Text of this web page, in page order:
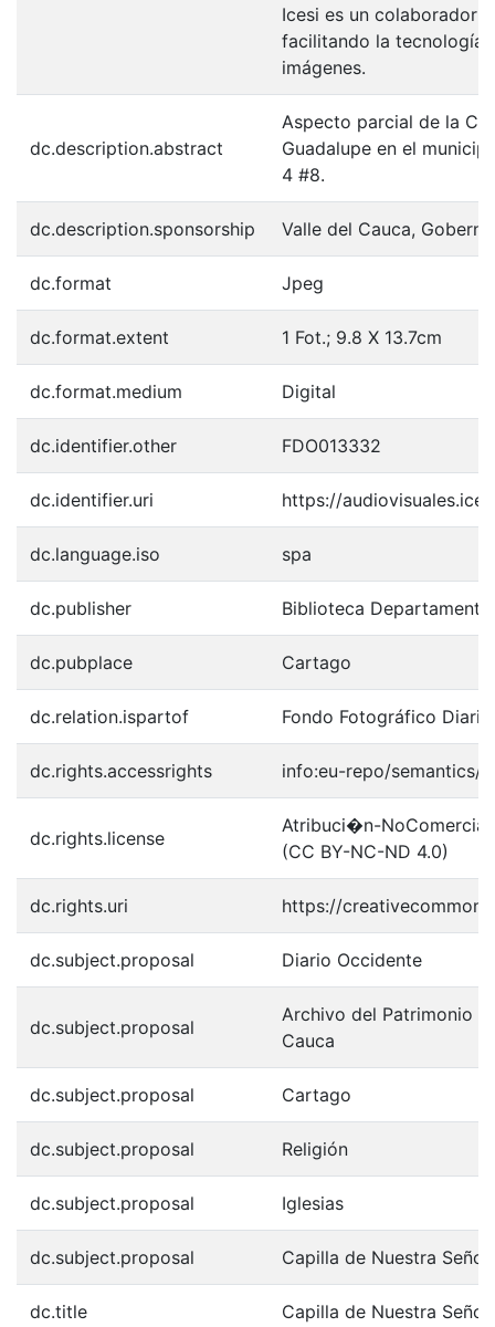
Icesi es un colaborador
facilitando la tecnología
imágenes.
dc.description.abstract
Aspecto parcial de la
Guadalupe en el
4 #8.
dc.description.sponsorship Valle del Cauca,
dc.format Jpeg
dc.format.extent 1 Fot.; 9.8 X 13.7cm
dc.format.medium Digital
dc.identifier.other FDO013332
dc.identifier.uri https://
dc.language.iso spa
dc.publisher Biblioteca
dc.pubplace Cartago
dc.relation.ispartof Fondo Fotográfico
dc.rights.accessrights info:eu-repo/semantics/
dc.rights.license
Atribuci�n-
(CC BY-NC-ND 4.0)
dc.rights.uri https://
dc.subject.proposal Diario Occidente
dc.subject.proposal
Archivo del Patrimonio
Cauca
dc.subject.proposal Cartago
dc.subject.proposal Religión
dc.subject.proposal Iglesias
dc.subject.proposal Capilla de Nuestra
dc.title Capilla de Nuestra